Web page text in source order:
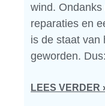
wind.
reparaties en
is de staat van
geworden.
LEES VERDER